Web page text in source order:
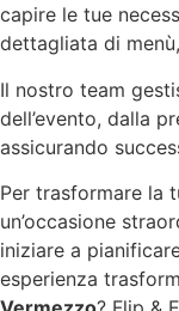
capire le tue
dettagliata di
Il nostro team
dell’evento, dalla
assicurando
Per trasformare la
un’occasione
iniziare a
esperienza